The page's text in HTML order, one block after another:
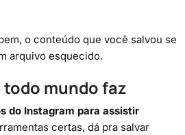
o conteúdo que você salvou se
arquivo esquecido.
mundo faz
do Instagram para assistir
certas, dá pra salvar